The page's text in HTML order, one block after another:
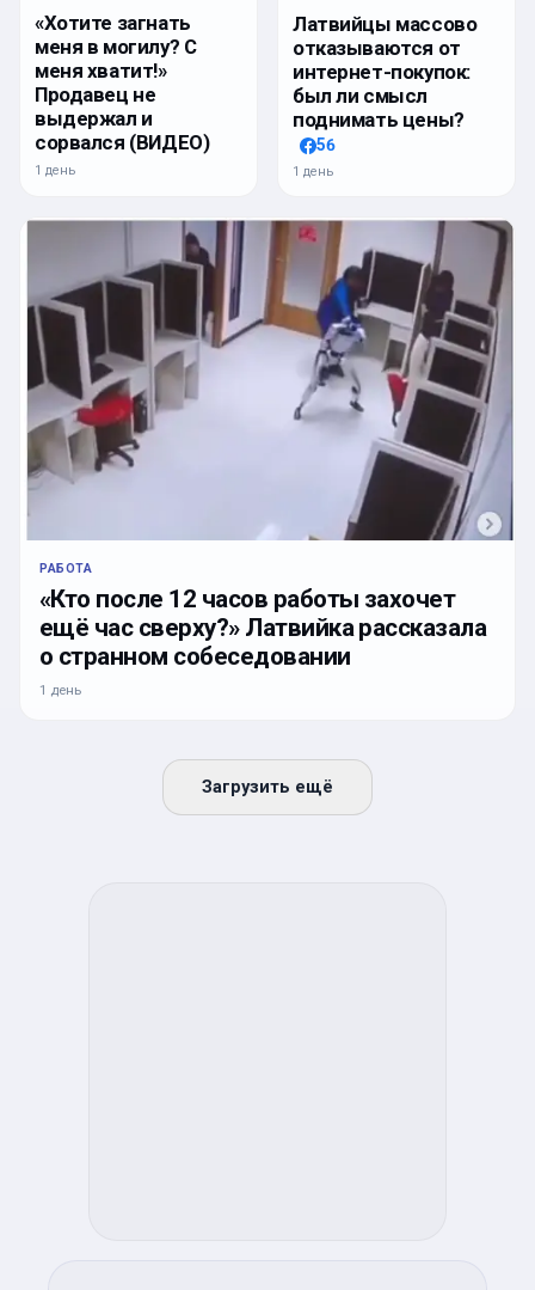
«Хотите загнать
меня в могилу? С
меня хватит!»
Продавец не
выдержал и
сорвался (ВИДЕО)
1 день
Латвийцы массово
отказываются от
интернет-покупок:
был ли смысл
поднимать цены?
56
1 день
РАБОТА
«Кто после 12 часов работы захочет
ещё час сверху?» Латвийка рассказала
о странном собеседовании
1 день
Загрузить ещё